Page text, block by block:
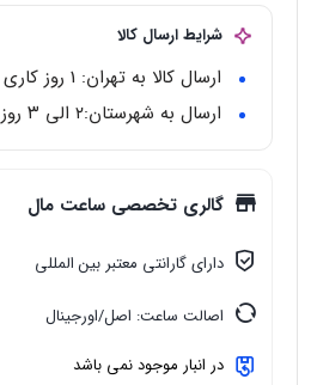
جنس قاب:استیل ضد زنگ
محدوده عرض قاب: 44 میلی متر
مقاوم در برابر آب
شرایط ارسال کالا
ارسال کالا به تهران: 1 روز کاری
ارسال به شهرستان:‌۲ الی ۳ روز کاری
گالری تخصصی ساعت مال
دارای گارانتی معتبر بین المللی
اصالت ساعت: اصل/اورجینال
در انبار موجود نمی باشد